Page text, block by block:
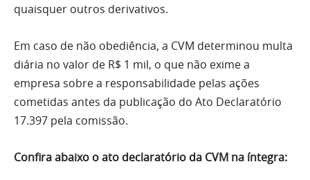
quaisquer outros derivativos.
Em caso de não obediência, a CVM determinou multa
diária no valor de R$ 1 mil, o que não exime a
empresa sobre a responsabilidade pelas ações
cometidas antes da publicação do Ato Declaratório
17.397 pela comissão.
Confira abaixo o ato declaratório da CVM na íntegra: